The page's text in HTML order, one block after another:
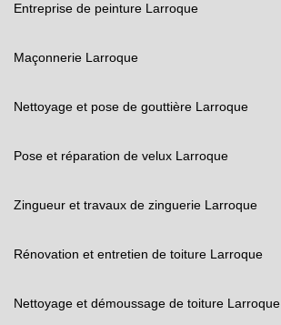
Entreprise de peinture Larroque
Maçonnerie Larroque
Nettoyage et pose de gouttière Larroque
Pose et réparation de velux Larroque
Zingueur et travaux de zinguerie Larroque
Rénovation et entretien de toiture Larroque
Nettoyage et démoussage de toiture Larroque